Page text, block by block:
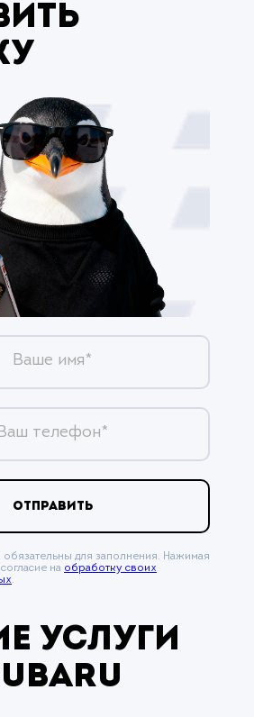
Ваше имя*
телефон*
ОТПРАВИТЬ
для заполнения. Нажимая
на обработку своих
.
услуги